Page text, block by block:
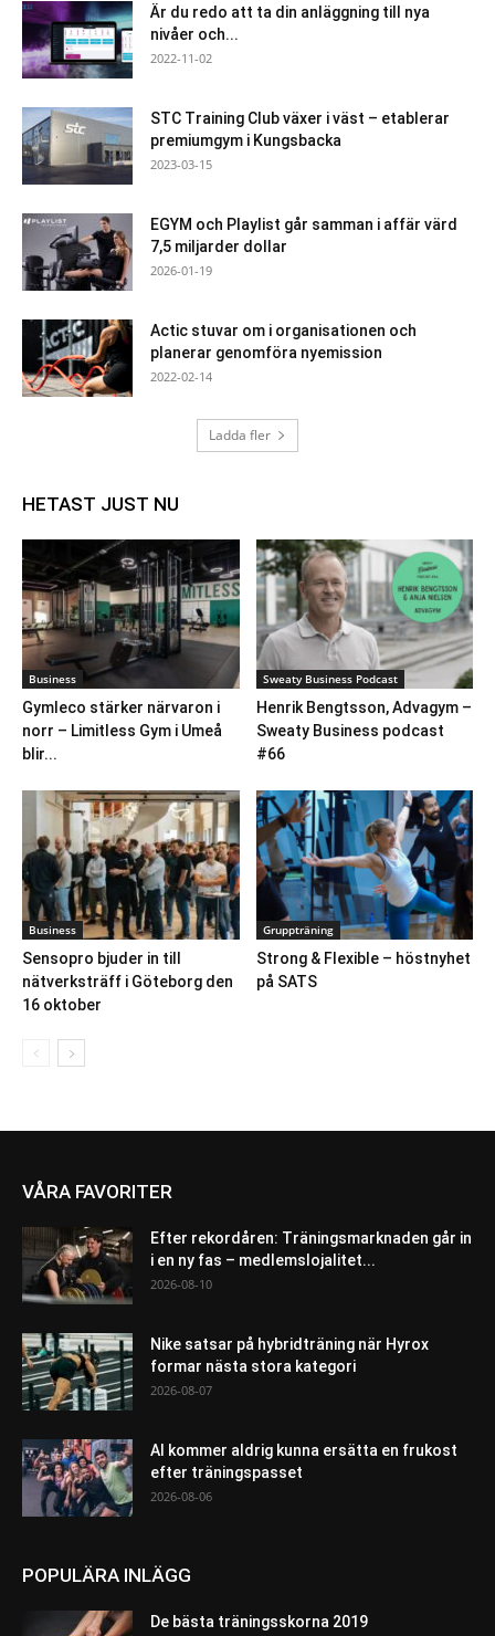
Är du redo att ta din anläggning till nya
nivåer och...
2022-11-02
STC Training Club växer i väst – etablerar
premiumgym i Kungsbacka
2023-03-15
EGYM och Playlist går samman i affär värd
7,5 miljarder dollar
2026-01-19
Actic stuvar om i organisationen och
planerar genomföra nyemission
2022-02-14
Ladda fler
HETAST JUST NU
Business
Gymleco stärker närvaron i
norr – Limitless Gym i Umeå
blir...
Sweaty Business Podcast
Henrik Bengtsson, Advagym –
Sweaty Business podcast
#66
Business
Sensopro bjuder in till
nätverksträff i Göteborg den
16 oktober
Gruppträning
Strong & Flexible – höstnyhet
på SATS
VÅRA FAVORITER
Efter rekordåren: Träningsmarknaden går in
i en ny fas – medlemslojalitet...
2026-08-10
Nike satsar på hybridträning när Hyrox
formar nästa stora kategori
2026-08-07
AI kommer aldrig kunna ersätta en frukost
efter träningspasset
2026-08-06
POPULÄRA INLÄGG
De bästa träningsskorna 2019